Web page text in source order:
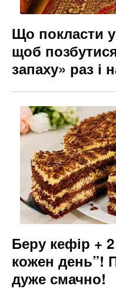
Що покласти
щоб
запаху» раз і
Беру кефір +
кожен день”!
дуже смачно!